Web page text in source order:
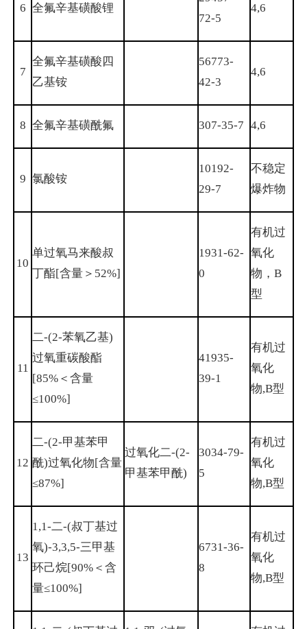
6 全氟辛基磺酸锂
72-5
4,6
7
全氟辛基磺酸四
乙基铵
56773-
42-3
4,6
8 全氟辛基磺酰氟 307-35-7 4,6
9 氯酸铵
10192-
29-7
不稳定
爆炸物
10
单过氧马来酸叔
丁酯[含量＞52%]
1931-62-
0
有机过
氧化
物，B
型
11
二-(2-苯氧乙基)
过氧重碳酸酯
[85%＜含量
≤100%]
41935-
39-1
有机过
氧化
物,B型
12
二-(2-甲基苯甲
酰)过氧化物[含量
≤87%]
过氧化二-(2-
甲基苯甲酰)
3034-79-
5
有机过
氧化
物,B型
13
1,1-二-(叔丁基过
氧)-3,3,5-三甲基
环己烷[90%＜含
量≤100%]
6731-36-
8
有机过
氧化
物,B型